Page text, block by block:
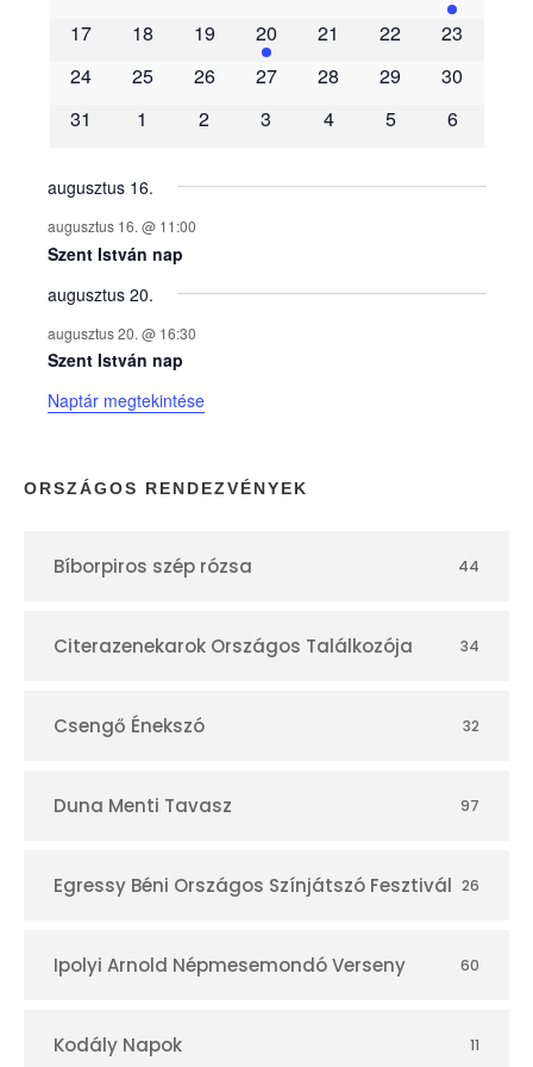
m
é
n
y
e
k
n
a
p
r
17
18 19 20 21 22
23
24
25 26 27 28 29
30
31
1 2 3 4 5 6
augusztus 16.
augusztus 16. @ 11:00
Szent István nap
augusztus 20.
augusztus 20. @ 16:30
Szent István nap
Naptár megtekintése
ORSZÁGOS RENDEZVÉNYEK
Bíborpiros szép rózsa 44
Citerazenekarok Országos Találkozója 34
Csengő Énekszó 32
Duna Menti Tavasz 97
Egressy Béni Országos Színjátszó Fesztivál 26
Ipolyi Arnold Népmesemondó Verseny 60
Kodály Napok 11